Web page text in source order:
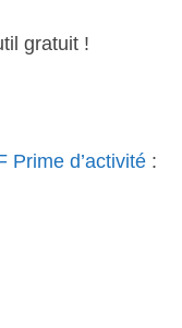
gratuit !
Prime d’activité :